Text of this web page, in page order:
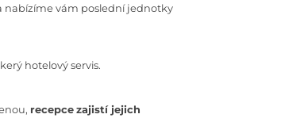
nabízíme vám poslední jednotky
hotelový servis.
recepcezajistí jejich